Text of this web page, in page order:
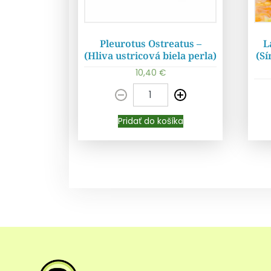
Pridať do košíka
Pleurotus Ostreatus –
(Hliva ustricová biela perla)
10,40 €
Pridať do košíka